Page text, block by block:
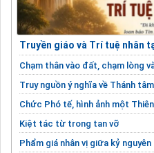
Truyền giáo và Trí tuệ nhân
Chạm thân vào đất, chạm lòng
Truy nguồn ý nghĩa về Thánh
Chức Phó tế, hình ảnh một
Kiệt tác từ trong tan vỡ
Phẩm giá nhân vị giữa kỷ